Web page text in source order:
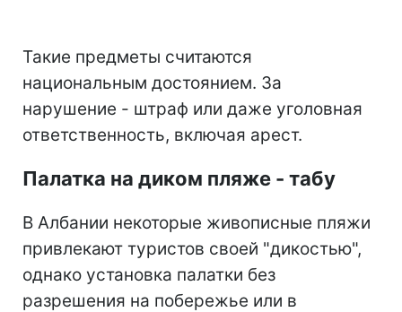
Такие предметы считаются
национальным достоянием. За
нарушение - штраф или даже уголовная
ответственность, включая арест.
Палатка на диком пляже - табу
В Албании некоторые живописные пляжи
привлекают туристов своей "дикостью",
однако установка палатки без
разрешения на побережье или в